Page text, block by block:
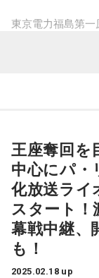
を中心にプレイ
が、坂本氏へ向
そしてステージは
輔がライヴとも
の楽曲を丁寧に
「TIBETAN
瀬有花がゲスト
Mecanique」など
ジナル曲「戻りさ
に、電子音楽の進
都会」シリーズ
また娯楽映画研
無二の存在、「
シャル番組に注目
【特別番組概要】
■番組名:「文化放
超える、石原裕次
■放送日時:2025
東京電力福島第
射能汚染により
域の一部で避難
な「復興拠点」
った。この現実
った町が再生す
一方、双葉町に住
民」の中には震災
双葉町はもとよ
全町避難という形
王座奪回を
中心にパ・
化放送ライ
スタート
幕戦中継、
も！
2025.02.18 up